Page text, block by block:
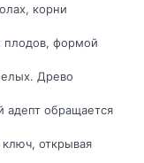
корни
плодов, формой
Древо
адепт обращается
открывая